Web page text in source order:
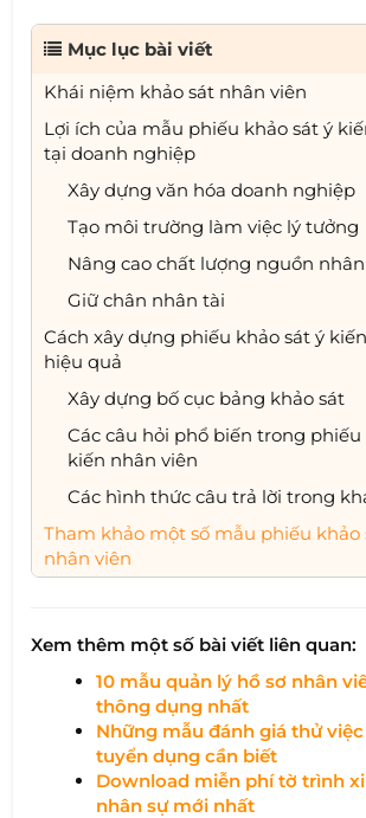
Mục lục bài viết
Khái niệm khảo sát nhân viên
Lợi ích của mẫu phiếu khảo sát ý
tại doanh nghiệp
Xây dựng văn hóa doanh nghiệp
Tạo môi trường làm việc lý tưởng
Nâng cao chất lượng nguồn
Giữ chân nhân tài
Cách xây dựng phiếu khảo sát ý
hiệu quả
Xây dựng bố cục bảng khảo sát
Các câu hỏi phổ biến trong phiếu
kiến nhân viên
Các hình thức câu trả lời trong
Tham khảo một số mẫu phiếu khảo
nhân viên
Xem thêm một số bài viết liên quan:
10 mẫu quản lý hồ sơ nhân
thông dụng nhất
Những mẫu đánh giá thử
tuyển dụng cần biết
Download miễn phí tờ trình
nhân sự mới nhất